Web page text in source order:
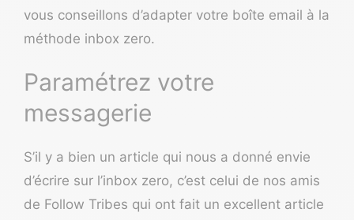
vous conseillons d’adapter votre boîte email à la
méthode inbox zero.
Paramétrez votre
messagerie
S’il y a bien un article qui nous a donné envie
d’écrire sur l’inbox zero, c’est celui de nos amis
de Follow Tribes qui ont fait un excellent article